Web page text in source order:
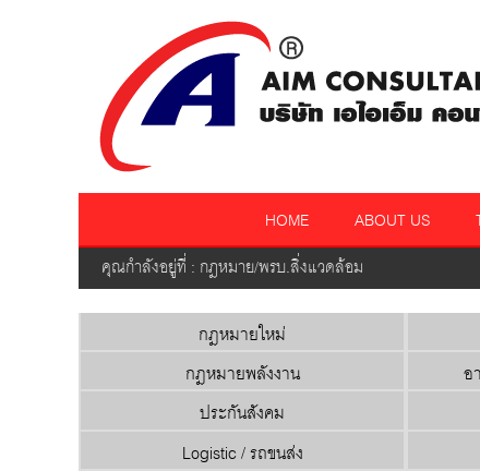
HOME ABOUT US
คุณกำลังอยู่ที่ : กฎหมาย/พรบ.สิ่งแวดล้อม
กฎหมายใหม่
กฎหมายพลังงาน
อ
ประกันสังคม
Logistic / รถขนส่ง